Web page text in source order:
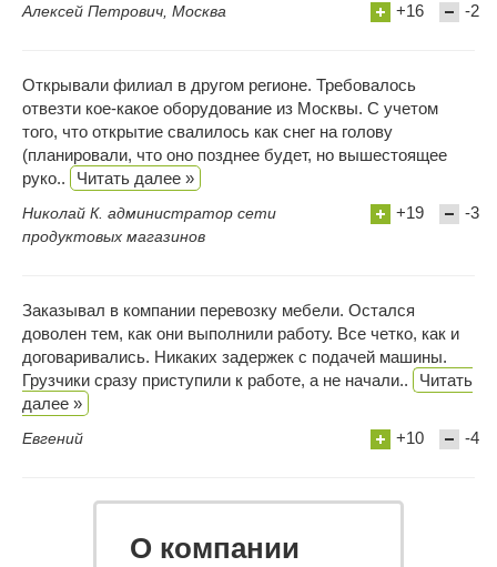
Алексей Петрович, Москва +16 -2
Открывали филиал в другом регионе. Требовалось
отвезти кое-какое оборудование из Москвы. С учетом
того, что открытие свалилось как снег на голову
(планировали, что оно позднее будет, но вышестоящее
руко..
Читать далее »
Николай К. администратор сети
продуктовых магазинов
+19 -3
Заказывал в компании перевозку мебели. Остался
доволен тем, как они выполнили работу. Все четко, как и
договаривались. Никаких задержек с подачей машины.
Грузчики сразу приступили к работе, а не начали..
Читать
далее »
Евгений +10 -4
О компании